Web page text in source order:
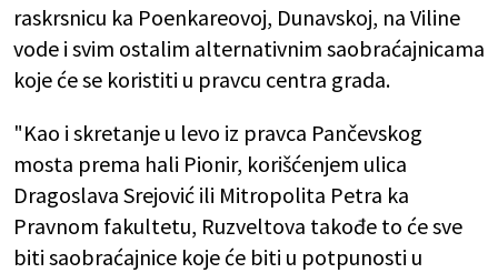
raskrsnicu ka Poenkareovoj, Dunavskoj, na Viline
vode i svim ostalim alternativnim saobraćajnicama
koje će se koristiti u pravcu centra grada.
"Kao i skretanje u levo iz pravca Pančevskog
mosta prema hali Pionir, korišćenjem ulica
Dragoslava Srejović ili Mitropolita Petra ka
Pravnom fakultetu, Ruzveltova takođe to će sve
biti saobraćajnice koje će biti u potpunosti u